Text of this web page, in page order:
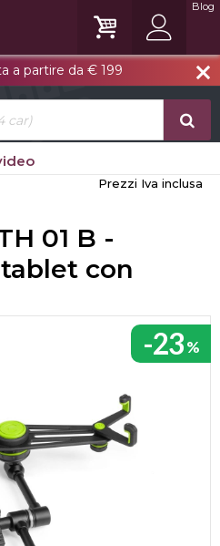
close
a partire da € 199
Blog
Prezzi Iva inclusa
01 B -
con
-23%